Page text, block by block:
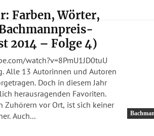
Farben, Wörter,
2014 – Folge 4)
watch?v=8PmU1JD0tuU
Alle 13 Autorinnen und Autoren
Doch in diesem Jahr
herausragenden Favoriten.
Zuhörern vor Ort, ist sich keiner
Auch...